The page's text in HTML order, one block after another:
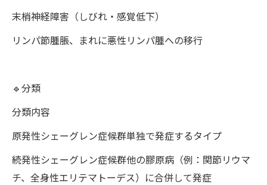
末梢神経障害（しびれ・感覚低下）
リンパ節腫脹、まれに悪性リンパ腫への移行
🔹分類
分類内容
原発性シェーグレン症候群単独で発症するタイプ
続発性シェーグレン症候群他の膠原病（例：関節リウマ
チ、全身性エリテマトーデス）に合併して発症